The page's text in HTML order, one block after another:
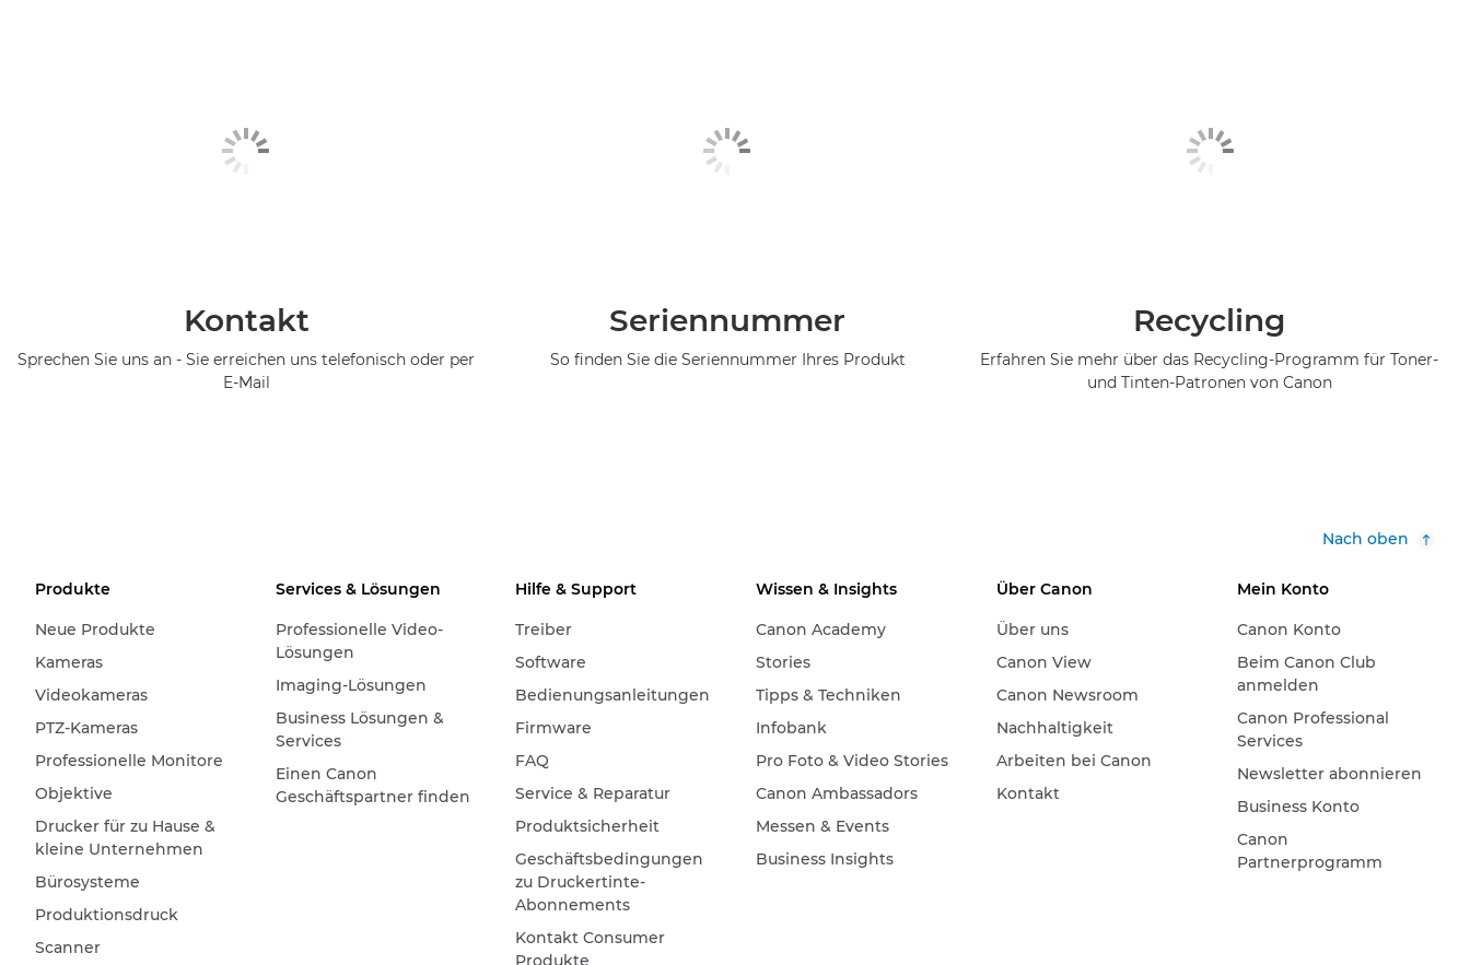
Kontakt
Sprechen Sie uns an - Sie erreichen uns telefonisch oder per
E-Mail
Seriennummer
So finden Sie die Seriennummer Ihres Produkt
Recycling
Erfahren Sie mehr über das Recycling-Programm für Toner-
und Tinten-Patronen von Canon
Nach oben
Produkte
Neue Produkte
Kameras
Videokameras
PTZ-Kameras
Professionelle Monitore
Objektive
Drucker für zu Hause &
kleine Unternehmen
Bürosysteme
Produktionsdruck
Scanner
Services & Lösungen
Professionelle Video-
Lösungen
Imaging-Lösungen
Business Lösungen &
Services
Einen Canon
Geschäftspartner finden
Hilfe & Support
Treiber
Software
Bedienungsanleitungen
Firmware
FAQ
Service & Reparatur
Produktsicherheit
Geschäftsbedingungen
zu Druckertinte-
Abonnements
Kontakt Consumer
Produkte
Wissen & Insights
Canon Academy
Stories
Tipps & Techniken
Infobank
Pro Foto & Video Stories
Canon Ambassadors
Messen & Events
Business Insights
Über Canon
Über uns
Canon View
Canon Newsroom
Nachhaltigkeit
Arbeiten bei Canon
Kontakt
Mein Konto
Canon Konto
Beim Canon Club
anmelden
Canon Professional
Services
Newsletter abonnieren
Business Konto
Canon
Partnerprogramm